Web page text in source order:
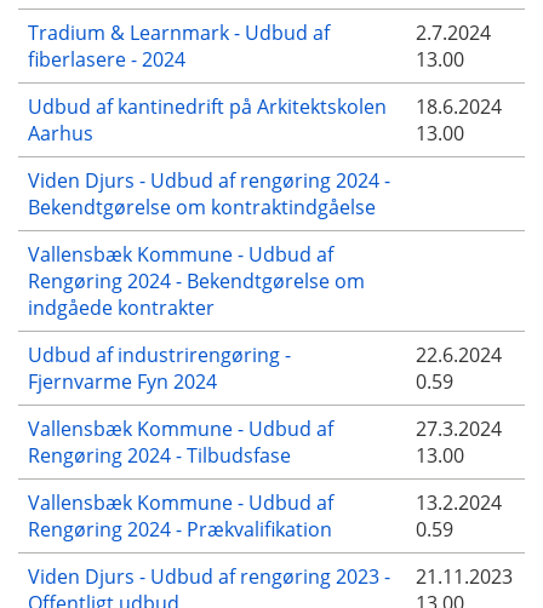
Tradium & Learnmark - Udbud af
fiberlasere - 2024
2.7.2024
13.00
Udbud af kantinedrift på Arkitektskolen
Aarhus
18.6.2024
13.00
Viden Djurs - Udbud af rengøring 2024 -
Bekendtgørelse om kontraktindgåelse
Vallensbæk Kommune - Udbud af
Rengøring 2024 - Bekendtgørelse om
indgåede kontrakter
Udbud af industrirengøring -
Fjernvarme Fyn 2024
22.6.2024
0.59
Vallensbæk Kommune - Udbud af
Rengøring 2024 - Tilbudsfase
27.3.2024
13.00
Vallensbæk Kommune - Udbud af
Rengøring 2024 - Prækvalifikation
13.2.2024
0.59
Viden Djurs - Udbud af rengøring 2023 -
21.11.2023